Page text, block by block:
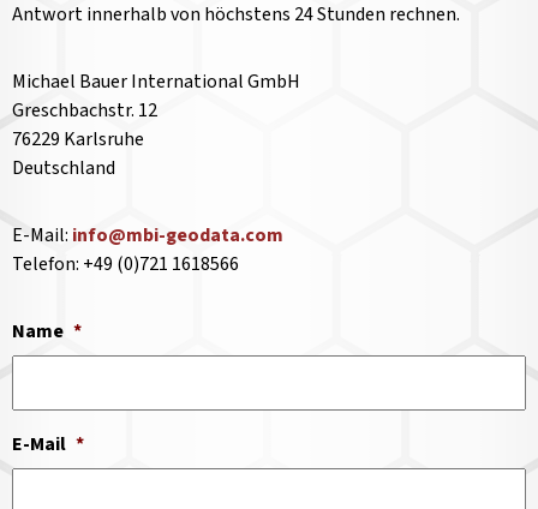
Antwort innerhalb von höchstens 24 Stunden rechnen.
Michael Bauer International GmbH
Greschbachstr. 12
76229 Karlsruhe
Deutschland
E-Mail: info@mbi-geodata.com
Telefon: +49 (0)721 1618566
Name *
E-Mail *